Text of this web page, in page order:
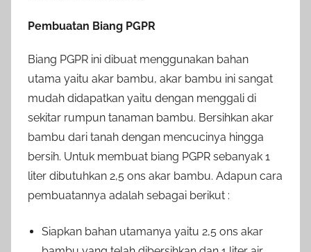
Pembuatan Biang PGPR
Biang PGPR ini dibuat menggunakan bahan
utama yaitu akar bambu, akar bambu ini sangat
mudah didapatkan yaitu dengan menggali di
sekitar rumpun tanaman bambu. Bersihkan akar
bambu dari tanah dengan mencucinya hingga
bersih. Untuk membuat biang PGPR sebanyak 1
liter dibutuhkan 2,5 ons akar bambu. Adapun cara
pembuatannya adalah sebagai berikut :
Siapkan bahan utamanya yaitu 2,5 ons akar